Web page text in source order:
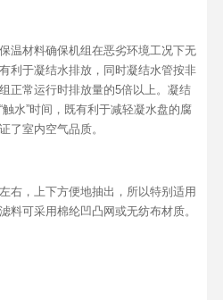
温材料确保机组在恶劣环境工况下无
利于凝结水排放，同时凝结水管按非
正常运行时排放量的5倍以上。凝结
水”时间，既有利于减轻凝水盘的腐
了室内空气品质。
右，上下方便地抽出，所以特别适用
料可采用棉纶凹凸网或无纺布材质。